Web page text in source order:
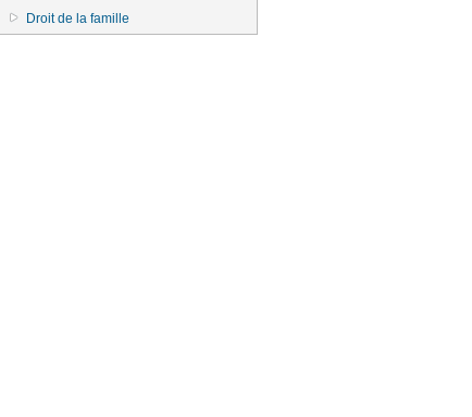
Droit de la famille